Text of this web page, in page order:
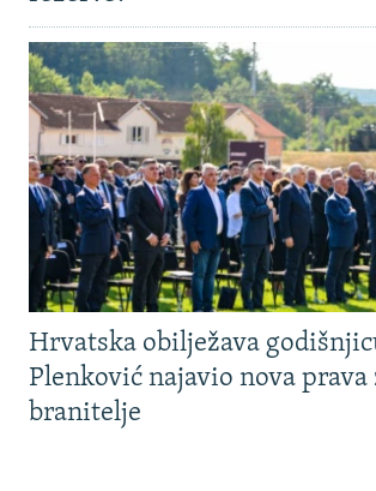
Hrvatska obilježava
Plenković najavio nova prava
branitelje